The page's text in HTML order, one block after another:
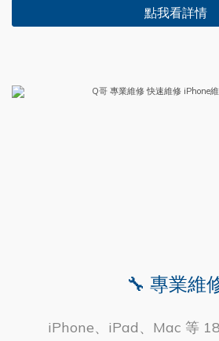
點我看詳情
🔧 專業維
iPhone、iPad、Mac 等